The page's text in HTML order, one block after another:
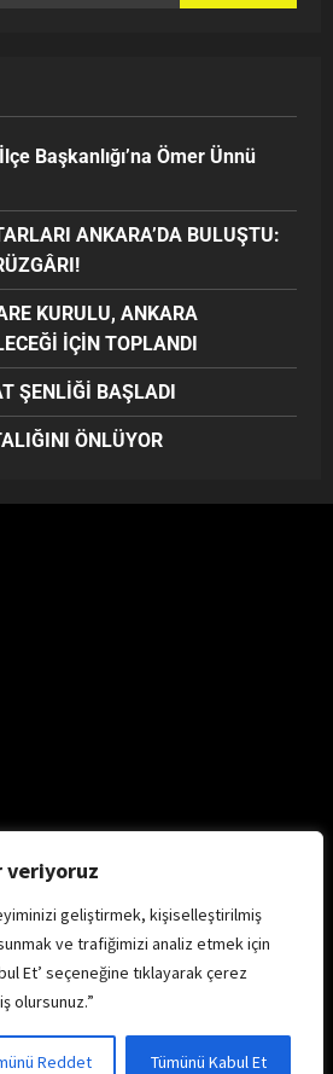
veriyoruz
geliştirmek, kişiselleştirilmiş
ve trafiğimizi analiz etmek için
Et’ seçeneğine tıklayarak çerez
olursunuz.”
Reddet Tümünü Kabul Et
Başkanlığı’na Ömer Ünnü
ANKARA’DA BULUŞTU:
KURULU, ANKARA
İÇİN TOPLANDI
ŞENLİĞİ BAŞLADI
ÖNLÜYOR